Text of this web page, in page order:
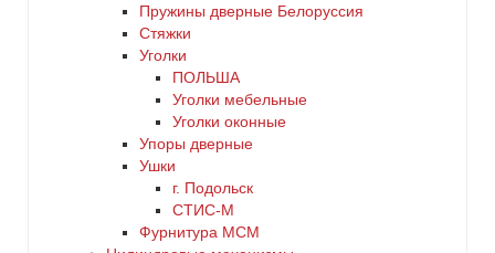
Пружины дверные Белоруссия
Стяжки
Уголки
ПОЛЬША
Уголки мебельные
Уголки оконные
Упоры дверные
Ушки
г. Подольск
СТИС-М
Фурнитура МСМ